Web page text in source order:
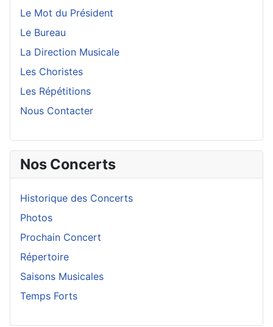
Le Mot du Président
Le Bureau
La Direction Musicale
Les Choristes
Les Répétitions
Nous Contacter
Nos Concerts
Historique des Concerts
Photos
Prochain Concert
Répertoire
Saisons Musicales
Temps Forts